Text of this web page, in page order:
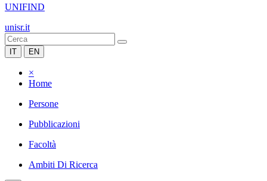
UNIFIND
unisr.it
IT EN
×
Home
Persone
Pubblicazioni
Facoltà
Ambiti Di Ricerca